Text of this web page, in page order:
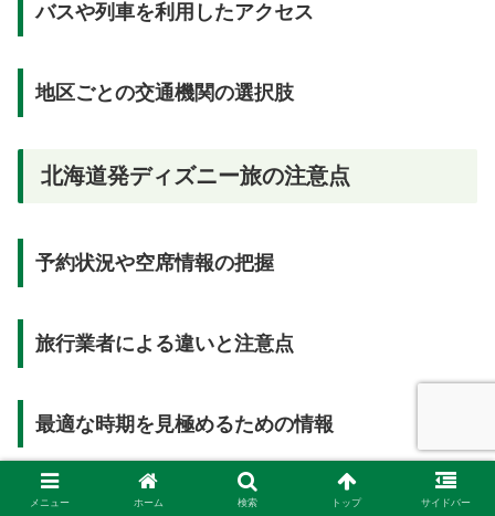
バスや列車を利用したアクセス
地区ごとの交通機関の選択肢
北海道発ディズニー旅の注意点
予約状況や空席情報の把握
旅行業者による違いと注意点
最適な時期を見極めるための情報
旅行計画に役立つ最新情報
メニュー ホーム 検索 トップ サイドバー